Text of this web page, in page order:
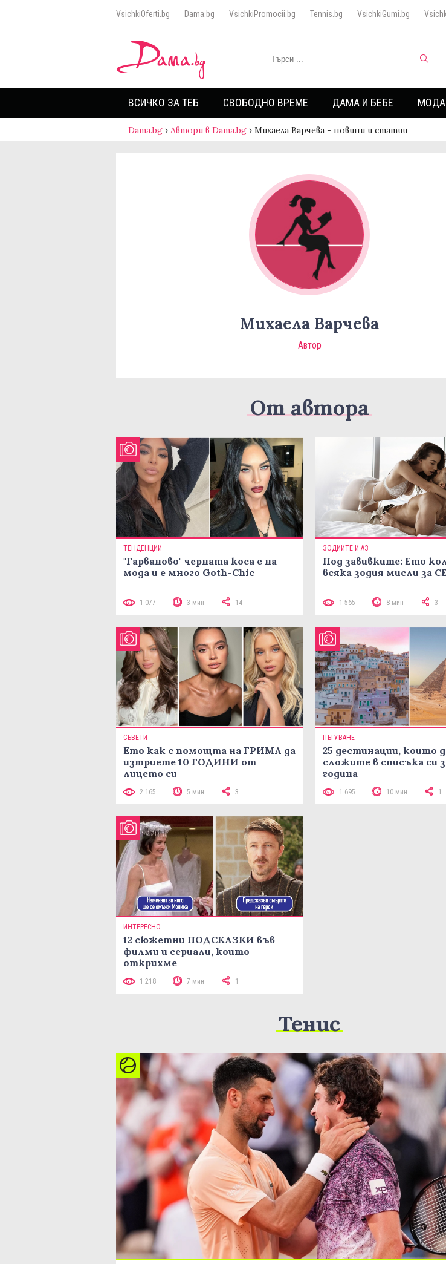
VsichkiOferti.bg Dama.bg VsichkiPromocii.bg Tennis.bg VsichkiGumi.bg
ВСИЧКО ЗА ТЕБ СВОБОДНО ВРЕМЕ ДАМА И БЕБЕ МОДА
Dama.bg › Автори в Dama.bg › Михаела Варчева - новини и статии
Михаела Варчева
Автор
От автора
ТЕНДЕНЦИИ
"Гарваново" черната коса е на
мода и е много Goth-Chic
1 077 3 мин 14
ЗОДИИТЕ И АЗ
Под завивките: Ето
всяка зодия мисли за
1 565 8 мин 3
СЪВЕТИ
Ето как с помощта на ГРИМА да
изтриете 10 ГОДИНИ от
лицето си
2 165 5 мин 3
ПЪТУВАНЕ
25 дестинации, които
сложите в списъка си
година
1 695 10 мин 1
ИНТЕРЕСНО
12 сюжетни ПОДСКАЗКИ във
филми и сериали, които
открихме
1 218 7 мин 1
Тенис